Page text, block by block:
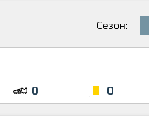
Сезон:
0 0